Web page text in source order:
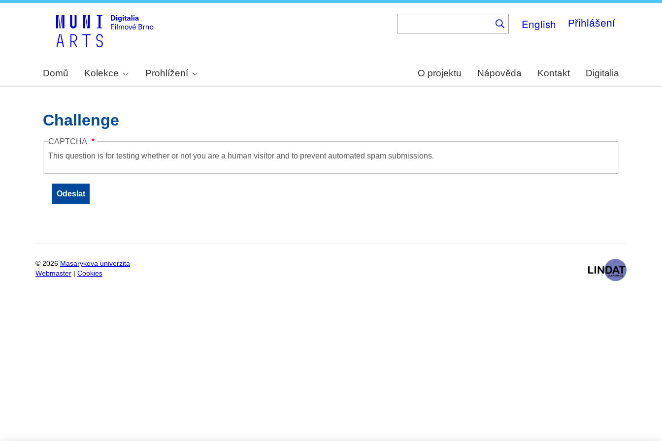
English Přihlášení
Domů Kolekce Prohlížení O projektu Nápověda Kontakt Digitalia
Challenge
CAPTCHA
This question is for testing whether or not you are a human visitor and to prevent automated spam submissions.
© 2026 Masarykova univerzita
Webmaster
Cookies